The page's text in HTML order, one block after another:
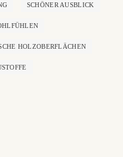
SCHÖNER AUSBLICK
HOLZOBERFLÄCHEN